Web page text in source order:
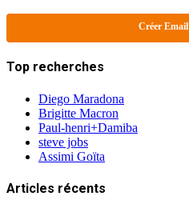
Créer Email
Top recherches
Diego Maradona
Brigitte Macron
Paul-henri+Damiba
steve jobs
Assimi Goïta
Articles récents